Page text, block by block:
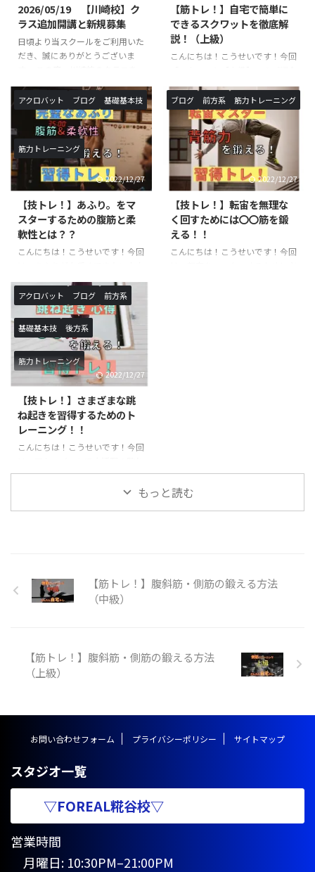
2026/05/19 【川崎校】ク
ラス追加開講と新規募集
日頃より当スクールをご利用いた
だき、誠にありがとうございま
象校》◯SHOWBUZZ川崎校 毎
週 月曜日、火曜日〈新規追加ク
ラス〉バク転バク宙集中クラス
※小学生以上対象開講日（開講時
間）：月曜日（１６：１０〜１
７：２０）月額受講料 ￥９，９
００−バク転バク宙集中クラス
間）：火曜日（１６：１０〜１
７：２０）月額受講料 ￥９，９
００−アクロバットクラス ※小
学生以上対象開講日（開講時
８：５０ ...
【筋トレ！】自宅で簡単に
できるスクワットを徹底解
説！（上級）
こんにちは！こうせいです！今回
です。以前ご紹介したスクワット
トレーニング中級の続編です！ス
クワットの名前を聞いたことや、
実際に行った事がある方も多いと
思います。本記事では、スクワッ
トにおける意識・正しい方法・上
級程度のレパートリーをご紹介し
ていきます！ スクワットと
と、上半身を垂直に伸ばしたまま
行う膝の屈伸運動です。一日に数
えきれないほど椅子に座ったり・
立ったりを行なっていますが、こ
アクロバット ブログ 基礎基本技
筋力トレーニング
2022/12/27
【技トレ！】あふり。をマ
スターするための腹筋と柔
軟性とは？？
こんにちは！こうせいです！今回
けの記事になります。あふりは、
基本技を行うにあたって必要な体
の使い方になります。ロンダート
やバク転などを行う際に必須にな
るので、習得したい方や技の熟練
度を上げたい方は必見の記事にな
ります！ あふりとは？？ あふり
は聞き慣れないワードだと思いま
やロンダートを行う際によく使わ
れます。身体をバネのようにして
着手した手の方向に足を入れ込む
動作のことを言います。ジャンプ
手したら一気に足を地面の方向 ...
ブログ 前方系 筋力トレーニング
2022/12/27
【技トレ！】転宙を無理な
く回すためには〇〇筋を鍛
える！！
こんにちは！こうせいです！今回
用されているのをよく目にします
...
アクロバット ブログ 前方系
基礎基本技 後方系
筋力トレーニング
2022/12/27
【技トレ！】さまざまな跳
ね起きを習得するためのト
レーニング！！
こんにちは！こうせいです！今回
起きに関するトレーニングのご紹
介です。さまざまな跳ね起きの種
で利用されることの多い技で、技
の形としては前方系の技に分類さ
の技名としては、 １．ハンドス
プリング https://y ...
もっと読む
【筋トレ！】腹斜筋・側筋の鍛える方法
（中級）
【筋トレ！】腹斜筋・側筋の鍛える方法
（上級）
お問い合わせフォーム プライバシーポリシー サイトマップ
スタジオ一覧
▽FOREAL糀谷校▽
営業時間
月曜日: 10:30PM–21:00PM